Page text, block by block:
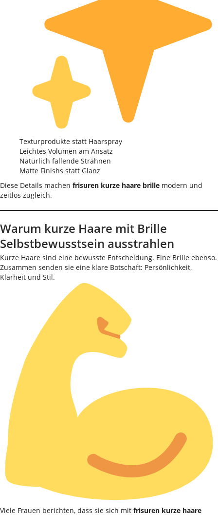
Texturprodukte statt Haarspray
Leichtes Volumen am Ansatz
Natürlich fallende Strähnen
Matte Finishs statt Glanz
Diese Details machen frisuren kurze haare brille modern und
zeitlos zugleich.
Warum kurze Haare mit Brille
Selbstbewusstsein ausstrahlen
Kurze Haare sind eine bewusste Entscheidung. Eine Brille ebenso.
Zusammen senden sie eine klare Botschaft: Persönlichkeit,
Klarheit und Stil.
Viele Frauen berichten, dass sie sich mit frisuren kurze haare